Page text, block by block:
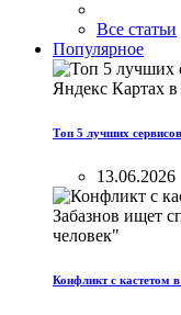
Все статьи
Популярное
Топ 5 лучших
13.06.2026
Конфликт с кастетом